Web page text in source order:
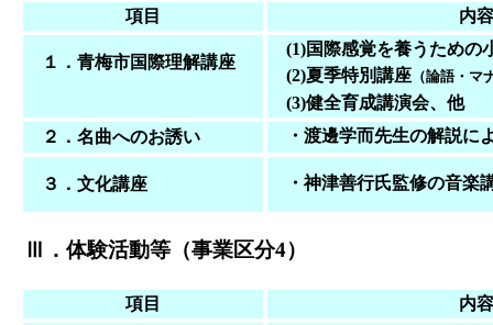
項目
内
１．青梅市国際理解講座
(1)国際感覚を養うための
(2)夏季特別講座 （論語・マ
(3)健全育成講演会、他
２．名曲へのお誘い
・渡邊学而先生の解説に
３．文化講座 ・神津善行氏監修の音楽
Ⅲ．体験活動等（事業区分4）
項目
内